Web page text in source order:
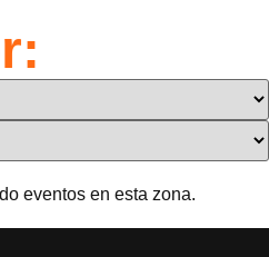
eventos en esta zona.